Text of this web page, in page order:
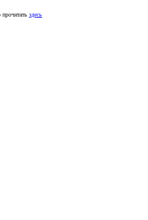
здесь